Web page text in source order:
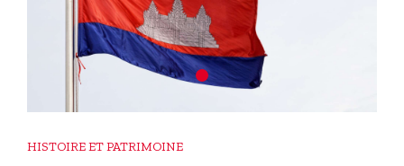
HISTOIRE ET PATRIMOINE